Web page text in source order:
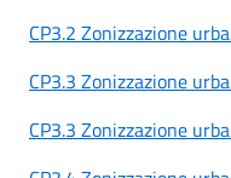
CP3.2 Zonizzazione
CP3.3 Zonizzazione
CP3.3 Zonizzazione